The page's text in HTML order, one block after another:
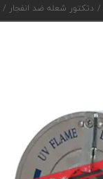
/ دتکتور شعله ضد انفجار /